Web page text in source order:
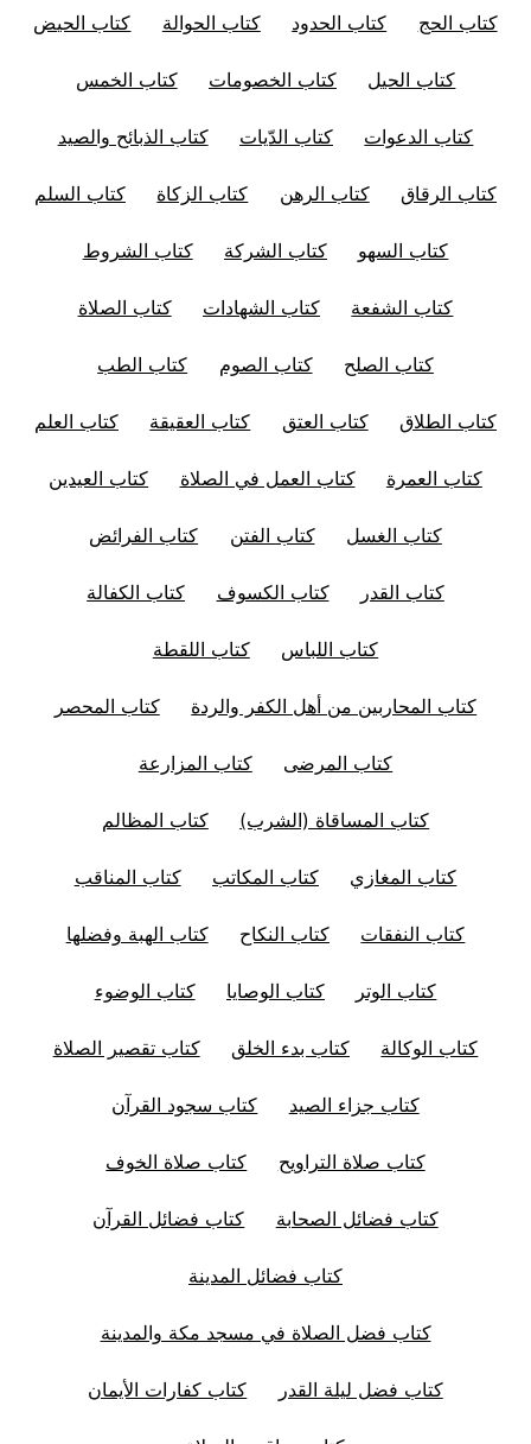
كتاب الحج كتاب الحدود كتاب الحوالة كتاب الحيض
كتاب الحيل كتاب الخصومات كتاب الخمس
كتاب الدعوات كتاب الدّيات كتاب الذبائح والصيد
كتاب الرقاق كتاب الرهن كتاب الزكاة كتاب السلم
كتاب السهو كتاب الشركة كتاب الشروط
كتاب الشفعة كتاب الشهادات كتاب الصلاة
كتاب الصلح كتاب الصوم كتاب الطب
كتاب الطلاق كتاب العتق كتاب العقيقة كتاب العلم
كتاب العمرة كتاب العمل في الصلاة كتاب العيدين
كتاب الغسل كتاب الفتن كتاب الفرائض
كتاب القدر كتاب الكسوف كتاب الكفالة
كتاب اللباس كتاب اللقطة
كتاب المحاربين من أهل الكفر والردة كتاب المحصر
كتاب المرضى كتاب المزارعة
كتاب المساقاة (الشرب) كتاب المظالم
كتاب المغازي كتاب المكاتب كتاب المناقب
كتاب النفقات كتاب النكاح كتاب الهبة وفضلها
كتاب الوتر كتاب الوصايا كتاب الوضوء
كتاب الوكالة كتاب بدء الخلق كتاب تقصير الصلاة
كتاب جزاء الصيد كتاب سجود القرآن
كتاب صلاة التراويح كتاب صلاة الخوف
كتاب فضائل الصحابة كتاب فضائل القرآن
كتاب فضائل المدينة
كتاب فضل الصلاة في مسجد مكة والمدينة
كتاب فضل ليلة القدر كتاب كفارات الأيمان